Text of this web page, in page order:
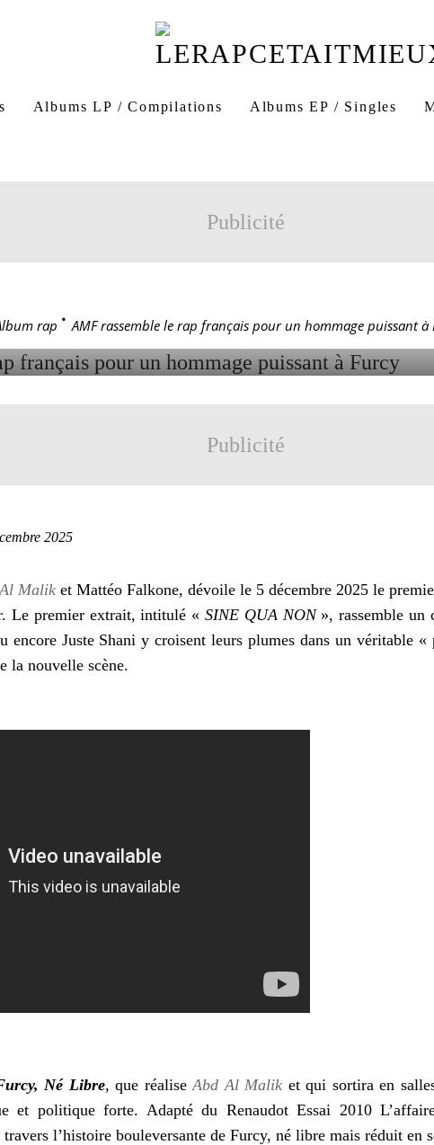
Albums LP / Compilations Albums EP / Singles
Publicité
rap > AMF rassemble le rap français pour un hommage puissant à
Esclavage histoire de Furcy Sortie cinéma 2026 Furcy
LE RAP
Publicité
2025
Maliket Mattéo Falkone, dévoile le 5 décembre 2025 le
Le premier extrait, intitulé « SINE QUA NON», rassemble un
encore Juste Shani y croisent leurs plumes dans un véritable «
la nouvelle scène.
Né Libre, que réaliseAbd Al Malik et qui sortira en
et politique forte. Adapté du Renaudot Essai 2010
travers l’histoire bouleversante de Furcy, né libre mais réduit en